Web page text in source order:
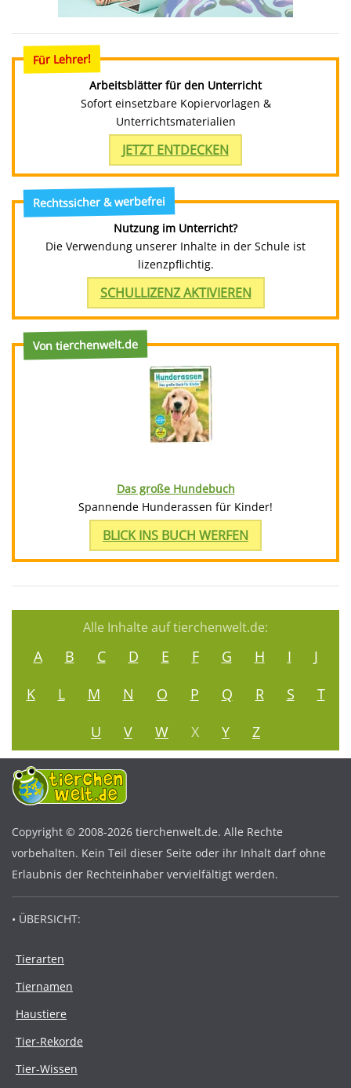
Für Lehrer!
Arbeitsblätter für den Unterricht
Sofort einsetzbare Kopiervorlagen &
Unterrichtsmaterialien
JETZT ENTDECKEN
Rechtssicher & werbefrei
Nutzung im Unterricht?
Die Verwendung unserer Inhalte in der Schule ist
lizenzpflichtig.
SCHULLIZENZ AKTIVIEREN
Von tierchenwelt.de
Das große Hundebuch
Spannende Hunderassen für Kinder!
BLICK INS BUCH WERFEN
Alle Inhalte auf tierchenwelt.de:
A B C D E F G H I
J
K
L M N O P Q R S
T
U
V W X Y Z
Copyright © 2008-2026 tierchenwelt.de. Alle Rechte
vorbehalten. Kein Teil dieser Seite oder ihr Inhalt darf ohne
Erlaubnis der Rechteinhaber vervielfältigt werden.
• ÜBERSICHT:
Tierarten
Tiernamen
Haustiere
Tier-Rekorde
Tier-Wissen